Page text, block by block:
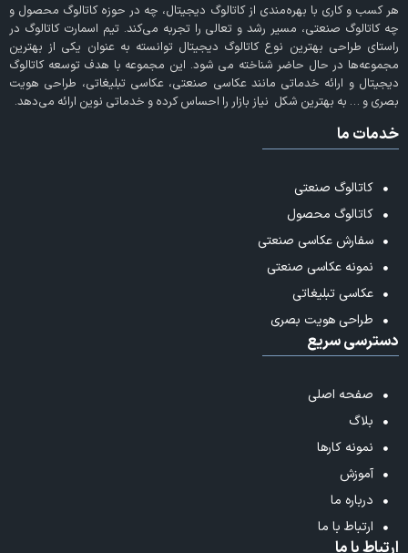
هر کسب و کاری با بهره‌مندی ازکاتالوگ دیجیتال، چه در حوزه کاتالوگ محصول و
چه کاتالوگ صنعتی، مسیر رشد و تعالی را تجربه می‌کند. تیم اسمارت کاتالوگ در
راستای طراحی بهترین نوع کاتالوگ دیجیتال توانسته به عنوان یکی از بهترین
مجموعه‌ها در حال حاضر شناخته می‌ شود. این مجموعه با هدف توسعه کاتالوگ
دیجیتال و ارائه خدماتی مانند عکاسی صنعتی، عکاسی تبلیغاتی، طراحی هویت
بصری و … به بهترین شکل نیاز بازار را احساس کرده و خدماتی نوین ارائه می‌دهد.
خدمات ما
کاتالوگ صنعتی
کاتالوگ محصول
سفارش عکاسی صنعتی
نمونه عکاسی صنعتی
عکاسی تبلیغاتی
طراحی هویت بصری
دسترسی سریع
صفحه اصلی
بلاگ
نمونه کارها
آموزش
درباره ما
ارتباط با ما